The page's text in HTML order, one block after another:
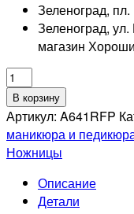
Зеленоград,
Зеленоград,
магазин
Количество
товара
MERTZ
A641RFP
Ножницы
кожи.
Ручная
В корзину
Артикул: A641RFP
маникюра и
Ножницы
Описание
Детали